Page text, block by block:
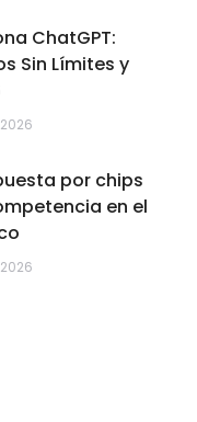
ChatGPT:
Sin Límites y
por chips
en el